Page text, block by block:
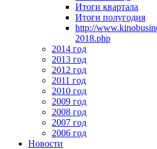
Итоги квартала
Итоги полугодия
http://
2018.php
2014 год
2013 год
2012 год
2011 год
2010 год
2009 год
2008 год
2007 год
2006 год
Новости